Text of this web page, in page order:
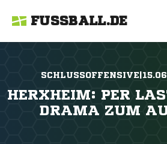
FUSSBALL.DE
HERXHEIM: PER
DRAMA ZUM